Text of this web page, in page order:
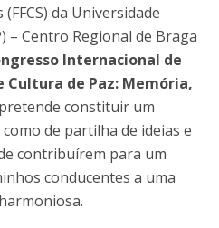
da Universidade
– Centro Regional de Braga
Internacional de
Cultura de Paz: Memória,
constituir um
de partilha de ideias e
contribuírem para um
conducentes a uma